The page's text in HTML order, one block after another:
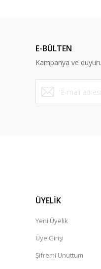
Ürün
Ürün fiyatı
Bu ürüne
E-BÜLTEN
Kampanya ve
ÜYELİK
Yeni Üyelik
Üye Girişi
Şifremi Unuttum